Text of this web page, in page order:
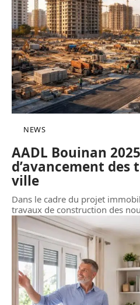
NEWS
AADL Bouinan
d’avancement des
ville
Dans le cadre du projet
travaux de construction des